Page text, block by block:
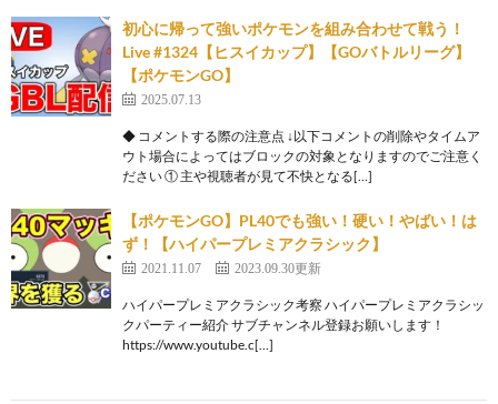
初心に帰って強いポケモンを組み合わせて戦う！
Live #1324【ヒスイカップ】【GOバトルリーグ】
【ポケモンGO】
2025.07.13
◆ コメントする際の注意点 ↓以下コメントの削除やタイムア
ウト場合によってはブロックの対象となりますのでご注意く
ださい ① 主や視聴者が見て不快となる[…]
【ポケモンGO】PL40でも強い！硬い！やばい！は
ず！【ハイパープレミアクラシック】
2021.11.07 2023.09.30更新
ハイパープレミアクラシック考察 ハイパープレミアクラシッ
クパーティー紹介 サブチャンネル登録お願いします！
https://www.youtube.c[…]